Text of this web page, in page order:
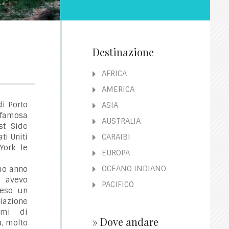
Destinazione
AFRICA
AMERICA
ASIA
AUSTRALIA
CARAIBI
EUROPA
OCEANO INDIANO
PACIFICO
» Dove andare
Porto
Side
Uniti
le
anno
un
di
molto